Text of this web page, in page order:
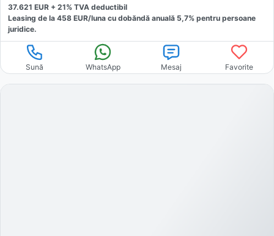
37.621 EUR + 21% TVA deductibil
Leasing de la 458 EUR/luna cu dobăndă anuală 5,7% pentru persoane
juridice.
Sună WhatsApp Mesaj Favorite